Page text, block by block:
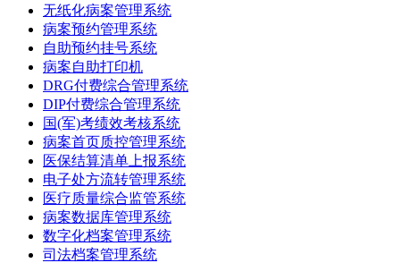
无纸化病案管理系统
病案预约管理系统
自助预约挂号系统
病案自助打印机
DRG付费综合管理系统
DIP付费综合管理系统
国(军)考绩效考核系统
病案首页质控管理系统
医保结算清单上报系统
电子处方流转管理系统
医疗质量综合监管系统
病案数据库管理系统
数字化档案管理系统
司法档案管理系统